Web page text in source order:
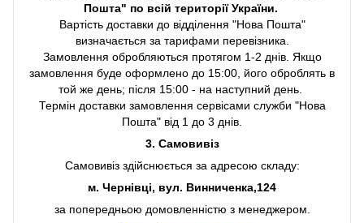
Пошта" по всій території України.
Вартість доставки до відділення "Нова Пошта"
визначається за тарифами перевізника.
Замовлення обробляються протягом 1-2 днів. Якщо
замовлення буде оформлено до 15:00, його оброблять в
той же день; після 15:00 - на наступний день.
Термін доставки замовлення сервісами служби "Нова
Пошта" від 1 до 3 днів.
3. Самовивіз
Самовивіз здійснюється за адресою складу:
м. Чернівці, вул. Винниченка,124
за попередньою домовленністю з менеджером.